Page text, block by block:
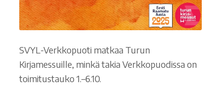
SVYL-Verkkopuoti matkaa Turun
Kirjamessuille, minkä takia Verkkopuodissa on
toimitustauko 1.–6.10.